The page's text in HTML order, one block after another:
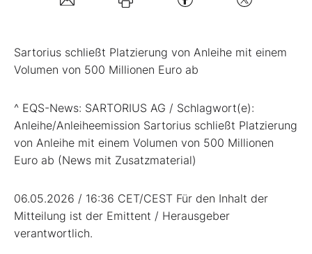
Kontakt
Sartorius schließt Platzierung von Anleihe mit einem
Volumen von 500 Millionen Euro ab
^ EQS-News: SARTORIUS AG / Schlagwort(e):
Anleihe/Anleiheemission Sartorius schließt Platzierung
von Anleihe mit einem Volumen von 500 Millionen
Euro ab (News mit Zusatzmaterial)
06.05.2026 / 16:36 CET/CEST Für den Inhalt der
Mitteilung ist der Emittent / Herausgeber
verantwortlich.